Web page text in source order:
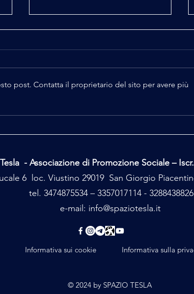
post. Contatta il proprietario del sito per avere più
- Associazione di Promozione Sociale –
6 loc. Viustino 29019 San Giorgio
tel. 3474875534 – 3357017114 - 3288438826
e-mail: info@spaziotesla.it
Informativa sui cookie Informativa sulla
© 2024 by SPAZIO TESLA